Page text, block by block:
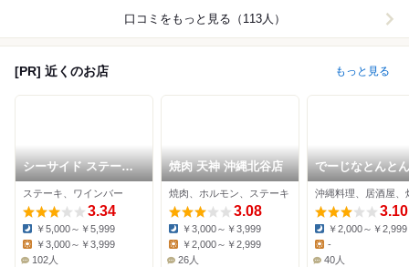
口コミをもっと見る（113人）
[PR] 近くのお店 もっと見る
シーサイド ステーキ
ビーフィーズ
ステーキ、ワインバー
3.34
Dinner:
￥5,000～￥5,999
￥3,000～￥3,999
102人
焼肉 天神 沖縄北谷店
焼肉、ホルモン、ステーキ
3.08
Dinner:
￥3,000～￥3,999
Lunch:
￥2,000～￥2,999
26人
でーじなとんとん
沖縄料理、居酒屋、
3.10
Dinner:
￥2,000～￥2,999
Lunch:
-
40人